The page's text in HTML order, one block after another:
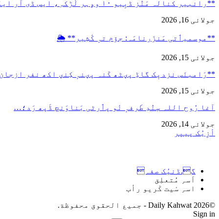
**رانبیر کنالہ مَنٛز ڈبِیو ۱۰ وۄہر لٔڑکہِ، ایس ڈی آر ایفَن…
جولائی 16, 2026
**موسمیٲتی مَنزَرنامَہ: جۆم تہٕ کٔشِیر** 🌦️
جولائی 15, 2026
**رَامبنَس نزدیٖک گاڈِ پؠٹھ کَنہ پؠنہٕ کِنؠ اکھ نفر
جولائی 15, 2026
آغا رُوح اللہ سٕنٛدِ طَرفہٕ نٔو پٲرٹی بَناوَنچ ڈَپھ رَد؛…
جولائی 14, 2026
أزِیُک پیپر
گ.ڈنیُک صفہ
اَسہِ مُتعلِق
اسہِ سْیت کْریو رأب
©2026 Daily Kahwat - جميع الحقوق محفوظة.
Sign in